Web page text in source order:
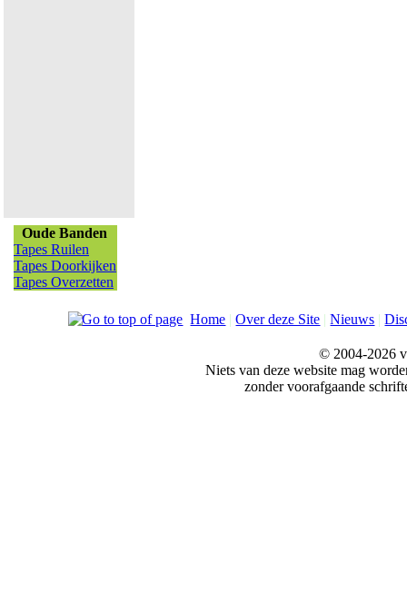
Oude Banden
Tapes Ruilen
Tapes Doorkijken
Tapes Overzetten
Home |Over deze Site |Nieuws |
© 2004-2026
Niets van deze website mag
zonder voorafgaande